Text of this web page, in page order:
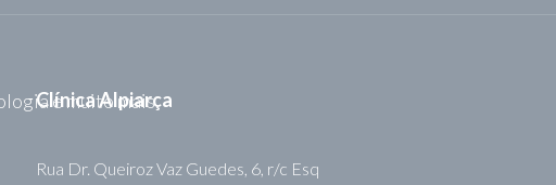
Clínica Alpiarça
Rua Dr. Queiroz Vaz Guedes, 6, r/c Esq